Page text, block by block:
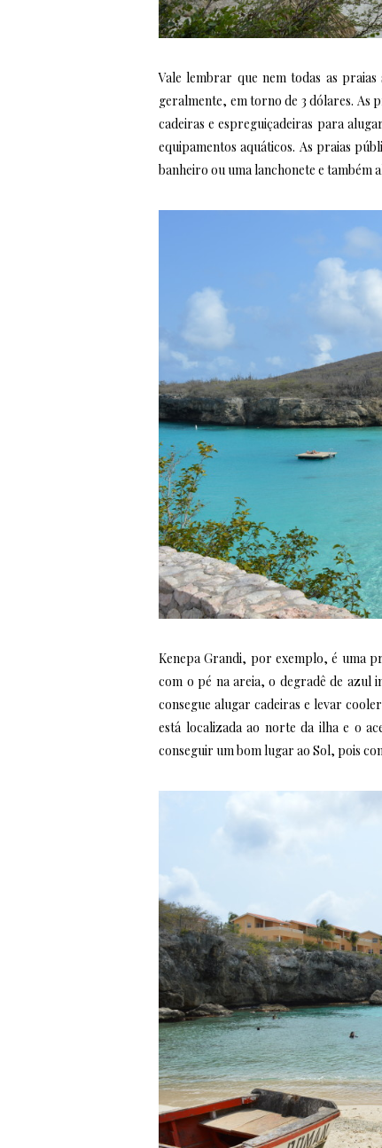
Vale lembrar que nem todas as
geralmente, em torno de 3 dólares. As
cadeiras e espreguiçadeiras para
equipamentos aquáticos. As praias
banheiro ou uma lanchonete e também
Kenepa Grandi, por exemplo, é uma
com o pé na areia, o degradê de azul
consegue alugar cadeiras e levar
está localizada ao norte da ilha e o
conseguir um bom lugar ao Sol, pois